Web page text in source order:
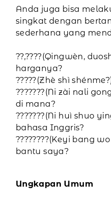
Anda juga bisa
singkat dengan
sederhana yang
??,????(Qingwèn,
harganya?
?????(Zhè shì
???????(Ni zài nali
di mana?
???????(Ni huì shuo
bahasa Inggris?
????????(Keyi bang
bantu saya?
Ungkapan Umum